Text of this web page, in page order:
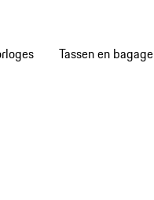
Tassen en bagage